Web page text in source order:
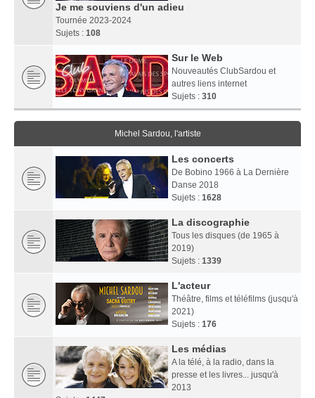
Je me souviens d'un adieu
Tournée 2023-2024
Sujets : 108
Sur le Web
Nouveautés ClubSardou et
autres liens internet
Sujets : 310
Michel Sardou, l'artiste
Les concerts
De Bobino 1966 à La Dernière
Danse 2018
Sujets : 1628
La discographie
Tous les disques (de 1965 à
2019)
Sujets : 1339
L'acteur
Théâtre, films et téléfilms (jusqu'à
2021)
Sujets : 176
Les médias
A la télé, à la radio, dans la
presse et les livres... jusqu'à
2013